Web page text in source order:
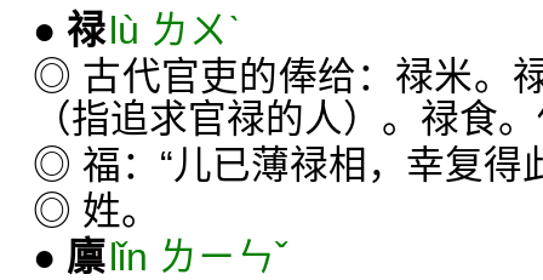
● 禄lù ㄌㄨˋ
◎ 古代官吏的俸给：禄米。
（指追求官禄的人）。禄食
◎ 福：“儿已薄禄相，幸复得
◎ 姓。
● 廪lǐn ㄌㄧㄣˇ